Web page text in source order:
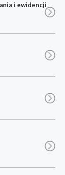
i ewidencji